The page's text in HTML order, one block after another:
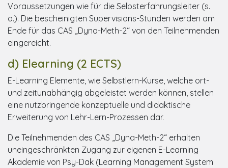
Voraussetzungen wie für die Selbsterfahrungsleiter (s.
o.). Die bescheinigten Supervisions-Stunden werden am
Ende für das CAS „Dyna-Meth-2“ von den Teilnehmenden
eingereicht.
d) Elearning (2 ECTS)
E-Learning Elemente, wie Selbstlern-Kurse, welche ort-
und zeitunabhängig abgeleistet werden können, stellen
eine nutzbringende konzeptuelle und didaktische
Erweiterung von Lehr-Lern-Prozessen dar.
Die Teilnehmenden des CAS „Dyna-Meth-2“ erhalten
uneingeschränkten Zugang zur eigenen E-Learning
Akademie von Psy-Dak (Learning Management System